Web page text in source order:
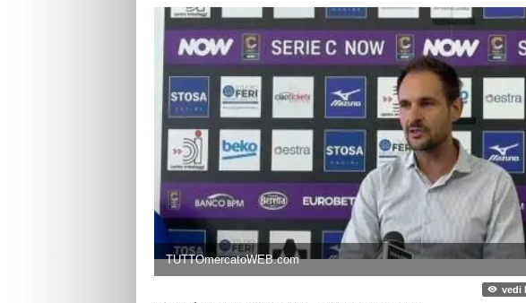
TUTTOmercatoWEB.com
vedi